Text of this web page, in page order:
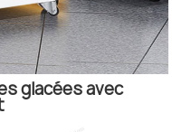
glacées avec